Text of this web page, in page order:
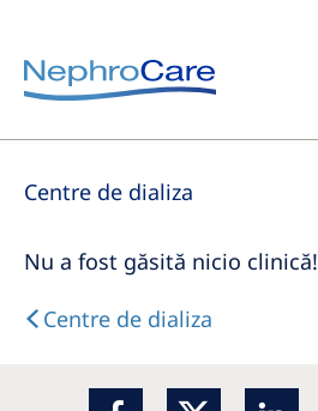
Europe
Czech Republic
Germany
Israel
Centre de dializa
Nu a fost găsită nicio clinică!
Centre de dializa